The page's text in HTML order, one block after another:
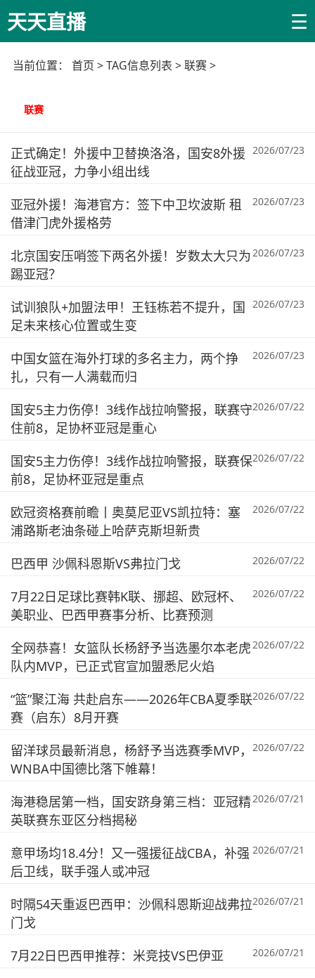
天天直播 ☰
当前位置： 首页 > TAG信息列表 > 联赛 >
联赛
正式确定！外援中卫替换洛洛，国安8外援
征战亚冠，力争小组出线
2026/07/23
亚冠外援！海港官方：签下中卫坎波斯 租
借津门虎外援格劳
2026/07/23
北京国安压哨签下两名外援！岁数太大只为
踢亚冠？
2026/07/23
试训狼队+加盟法甲！王钰栋若不提升，国
足未来核心位置或生变
2026/07/23
中国女篮在海外打球的多名主力，两个挣
扎，只有一人满载而归
2026/07/23
国安5主力伤停！3线作战拉响警报，联赛守
住前8，足协杯亚冠是重心
2026/07/22
国安5主力伤停！3线作战拉响警报，联赛保
前8，足协杯亚冠是重点
2026/07/22
欧冠资格赛前瞻丨奥莫尼亚VS凯拉特：塞
浦路斯老油条碰上哈萨克斯坦新贵
2026/07/22
巴西甲 沙佩科恩斯VS弗拉门戈 2026/07/22
7月22日足球比赛韩K联、挪超、欧冠杯、
美职业、巴西甲赛事分析、比赛预测
2026/07/22
全网恭喜！女篮队长杨舒予当选墨尔本老虎
队内MVP，已正式官宣加盟悉尼火焰
2026/07/22
“篮”聚江海 共赴启东——2026年CBA夏季联
赛（启东）8月开赛
2026/07/22
留洋球员最新消息，杨舒予当选赛季MVP，
WNBA中国德比落下帷幕！
2026/07/22
海港稳居第一档，国安跻身第三档：亚冠精
英联赛东亚区分档揭秘
2026/07/21
意甲场均18.4分！又一强援征战CBA，补强
后卫线，联手强人或冲冠
2026/07/21
时隔54天重返巴西甲：沙佩科恩斯迎战弗拉
门戈
2026/07/21
7月22日巴西甲推荐：米竞技VS巴伊亚 2026/07/21